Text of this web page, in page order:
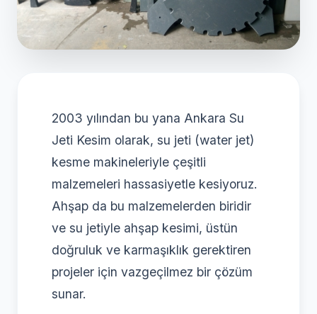
2003 yılından bu yana Ankara Su
Jeti Kesim olarak, su jeti (water jet)
kesme makineleriyle çeşitli
malzemeleri hassasiyetle kesiyoruz.
Ahşap da bu malzemelerden biridir
ve su jetiyle ahşap kesimi, üstün
doğruluk ve karmaşıklık gerektiren
projeler için vazgeçilmez bir çözüm
sunar.